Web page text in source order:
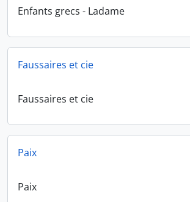
Enfants grecs - Ladame
Faussaires et cie
Faussaires et cie
Paix
Paix